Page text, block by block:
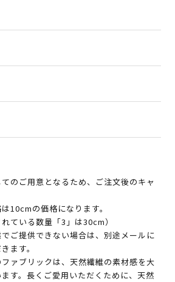
のご用意となるため、ご注文後のキャ
10cmの価格になります。
ている数量「3」は30cm）
ご提供できない場合は、別途メールに
ます。
ァブリックは、天然繊維の素材感を大
す。長くご愛用いただくために、天然